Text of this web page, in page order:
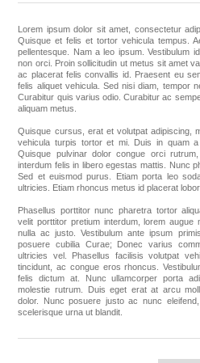
Apparel accessories
Lorem ipsum dolor sit amet, consectetur
Quisque et felis et tortor vehicula tempus.
pellentesque. Nam a leo ipsum. Vestibulum
non orci. Proin sollicitudin ut metus sit amet
ac placerat felis convallis id. Praesent eu
felis aliquet vehicula. Sed nisi diam, tempor
Curabitur quis varius odio. Curabitur ac
aliquam metus.
Quisque cursus, erat et volutpat adipiscing,
vehicula turpis tortor et mi. Duis in quam
Quisque pulvinar dolor congue orci
interdum felis in libero egestas mattis. Nunc
Sed et euismod purus. Etiam porta leo
ultricies. Etiam rhoncus metus id placerat
Phasellus porttitor nunc pharetra tortor
velit porttitor pretium interdum, lorem augue
nulla ac justo. Vestibulum ante ipsum
posuere cubilia Curae; Donec varius
ultricies vel. Phasellus facilisis volutpat
tincidunt, ac congue eros rhoncus.
felis dictum at. Nunc ullamcorper porta
molestie rutrum. Duis eget erat at arcu
dolor. Nunc posuere justo ac nunc
scelerisque urna ut blandit.